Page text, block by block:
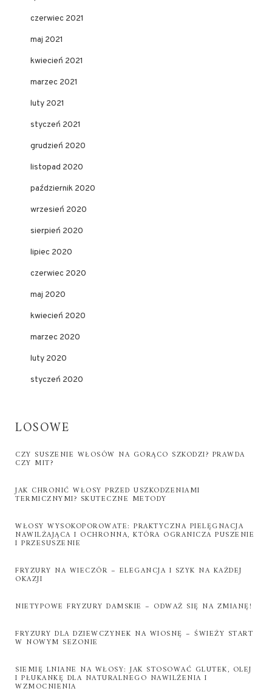
czerwiec 2021
maj 2021
kwiecień 2021
marzec 2021
luty 2021
styczeń 2021
grudzień 2020
listopad 2020
październik 2020
wrzesień 2020
sierpień 2020
lipiec 2020
czerwiec 2020
maj 2020
kwiecień 2020
marzec 2020
luty 2020
styczeń 2020
LOSOWE
CZY SUSZENIE WŁOSÓW NA GORĄCO SZKODZI? PRAWDA
CZY MIT?
JAK CHRONIĆ WŁOSY PRZED USZKODZENIAMI
TERMICZNYMI? SKUTECZNE METODY
WŁOSY WYSOKOPOROWATE: PRAKTYCZNA PIELĘGNACJA
NAWILŻAJĄCA I OCHRONNA, KTÓRA OGRANICZA PUSZENIE
I PRZESUSZENIE
FRYZURY NA WIECZÓR – ELEGANCJA I SZYK NA KAŻDEJ
OKAZJI
NIETYPOWE FRYZURY DAMSKIE – ODWAŻ SIĘ NA ZMIANĘ!
FRYZURY DLA DZIEWCZYNEK NA WIOSNĘ – ŚWIEŻY START
W NOWYM SEZONIE
SIEMIĘ LNIANE NA WŁOSY: JAK STOSOWAĆ GLUTEK, OLEJ
I PŁUKANKĘ DLA NATURALNEGO NAWILŻENIA I
WZMOCNIENIA